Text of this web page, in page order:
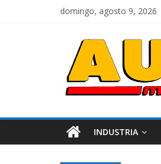
domingo, agosto 9, 2026
INDUSTRIA